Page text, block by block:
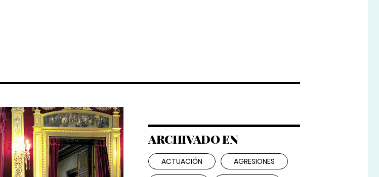
ARCHIVADO EN
ACTUACIÓN AGRESIONES